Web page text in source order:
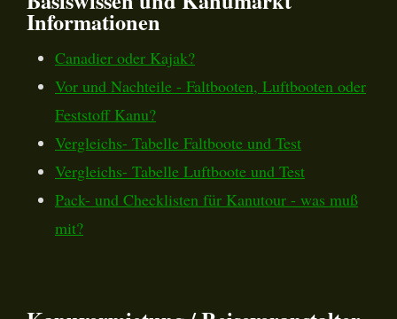
Informationen
Canadier oder Kajak?
Vor und Nachteile - Faltbooten, Luftbooten oder
Feststoff Kanu?
Vergleichs- Tabelle Faltboote und Test
Vergleichs- Tabelle Luftboote und Test
Pack- und Checklisten für Kanutour - was muß
mit?